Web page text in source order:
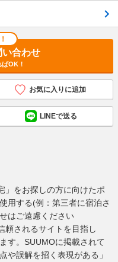
い合わせ
OK！
お気に入りに追加
LINEで送る
」をお探しの方に向けたポ
用する(例：第三者に宿泊さ
はご遠慮ください
頼されるサイトを目指し
す。SUUMOに掲載されて
や誤解を招く表現がある」